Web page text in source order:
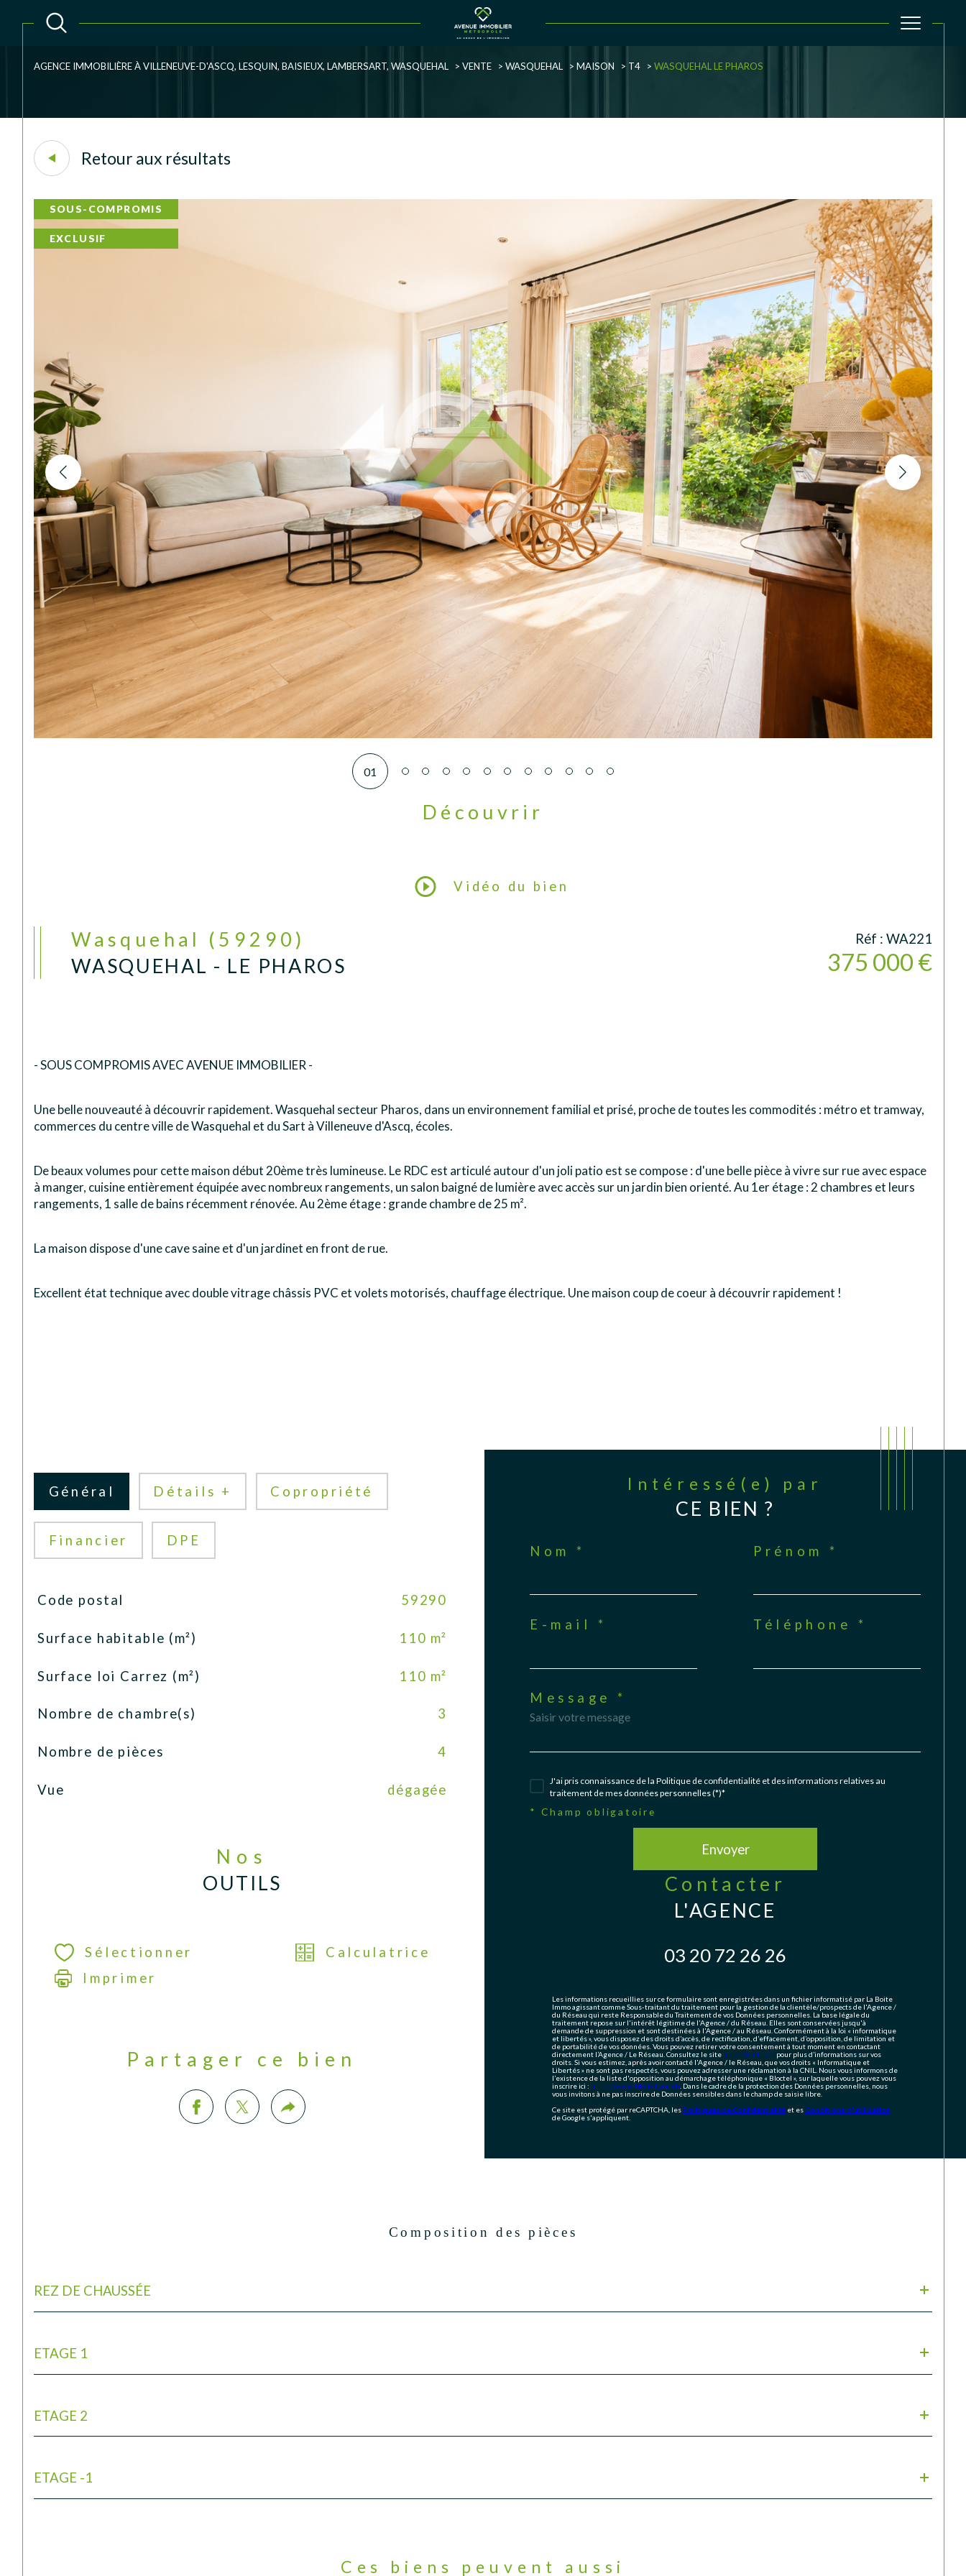
du neuf
Voir les
AGENCE IMMOBILIÈRE À VILLENEUVE-D'ASCQ, LESQUIN, BAISIEUX, LAMBERSART, WASQUEHAL VENTE WASQUEHAL MAISON T4 WASQUEHAL LE PHAROS
Retour aux résultats
SOUS-COMPROMIS
EXCLUSIF
01
Découvrir
Vidéo du bien
Wasquehal (59290)
WASQUEHAL - LE PHAROS
Réf : WA221
375 000 €
- SOUS COMPROMIS AVEC AVENUE IMMOBILIER -
Une belle nouveauté à découvrir rapidement. Wasquehal secteur Pharos, dans un environnement familial et prisé, proche de toutes les commodités : métro et tramway,
commerces du centre ville de Wasquehal et du Sart à Villeneuve d'Ascq, écoles.
De beaux volumes pour cette maison début 20ème très lumineuse. Le RDC est articulé autour d'un joli patio est se compose : d'une belle pièce à vivre sur rue avec espace
à manger, cuisine entièrement équipée avec nombreux rangements, un salon baigné de lumière avec accès sur un jardin bien orienté. Au 1er étage : 2 chambres et leurs
rangements, 1 salle de bains récemment rénovée. Au 2ème étage : grande chambre de 25 m².
La maison dispose d'une cave saine et d'un jardinet en front de rue.
Excellent état technique avec double vitrage châssis PVC et volets motorisés, chauffage électrique. Une maison coup de coeur à découvrir rapidement !
Général Détails + Copropriété
Financier DPE
TRAD_SIROCCO_Caracteristique
Code postal 59290
Surface habitable (m²) 110 m²
Surface loi Carrez (m²) 110 m²
Nombre de chambre(s) 3
Nombre de pièces 4
Vue dégagée
Nos
OUTILS
Sélectionner
Calculatrice
Imprimer
Partager ce bien
Intéressé(e) par
CE BIEN ?
Nom * Prénom *
E-mail * Téléphone *
Message *
J'ai pris connaissance de la Politique de confidentialité et des informations relatives au
traitement de mes données personnelles (*)*
* Champ obligatoire
Envoyer
contacter
L'AGENCE
03 20 72 26 26
Les informations recueillies sur ce formulaire sont enregistrées dans un fichier informatisé par La Boite
Immo agissant comme Sous-traitant du traitement pour la gestion de la clientèle/prospects de l'Agence /
du Réseau qui reste Responsable du Traitement de vos Données personnelles. La base légale du
traitement repose sur l'intérêt légitime de l'Agence / du Réseau. Elles sont conservées jusqu'à
demande de suppression et sont destinées à l'Agence / au Réseau. Conformément à la loi « informatique
et libertés », vous disposez des droits d’accès, de rectification, d’effacement, d’opposition, de limitation et
de portabilité de vos données. Vous pouvez retirer votre consentement à tout moment en contactant
directement l’Agence / Le Réseau. Consultez le site https://cnil.fr/frpour plus d’informations sur vos
droits. Si vous estimez, après avoir contacté l'Agence / le Réseau, que vos droits « Informatique et
Libertés » ne sont pas respectés, vous pouvez adresser une réclamation à la CNIL. Nous vous informons de
l’existence de la liste d'opposition au démarchage téléphonique « Bloctel », sur laquelle vous pouvez vous
inscrire ici : https://www.bloctel.gouv.fr. Dans le cadre de la protection des Données personnelles, nous
vous invitons à ne pas inscrire de Données sensibles dans le champ de saisie libre.
Ce site est protégé par reCAPTCHA, lesPolitiques de Confidentialitéet esConditions d'utilisation
de Google s'appliquent.
Composition des pièces
REZ DE CHAUSSÉE
ETAGE 1
ETAGE 2
ETAGE -1
Ces biens peuvent aussi